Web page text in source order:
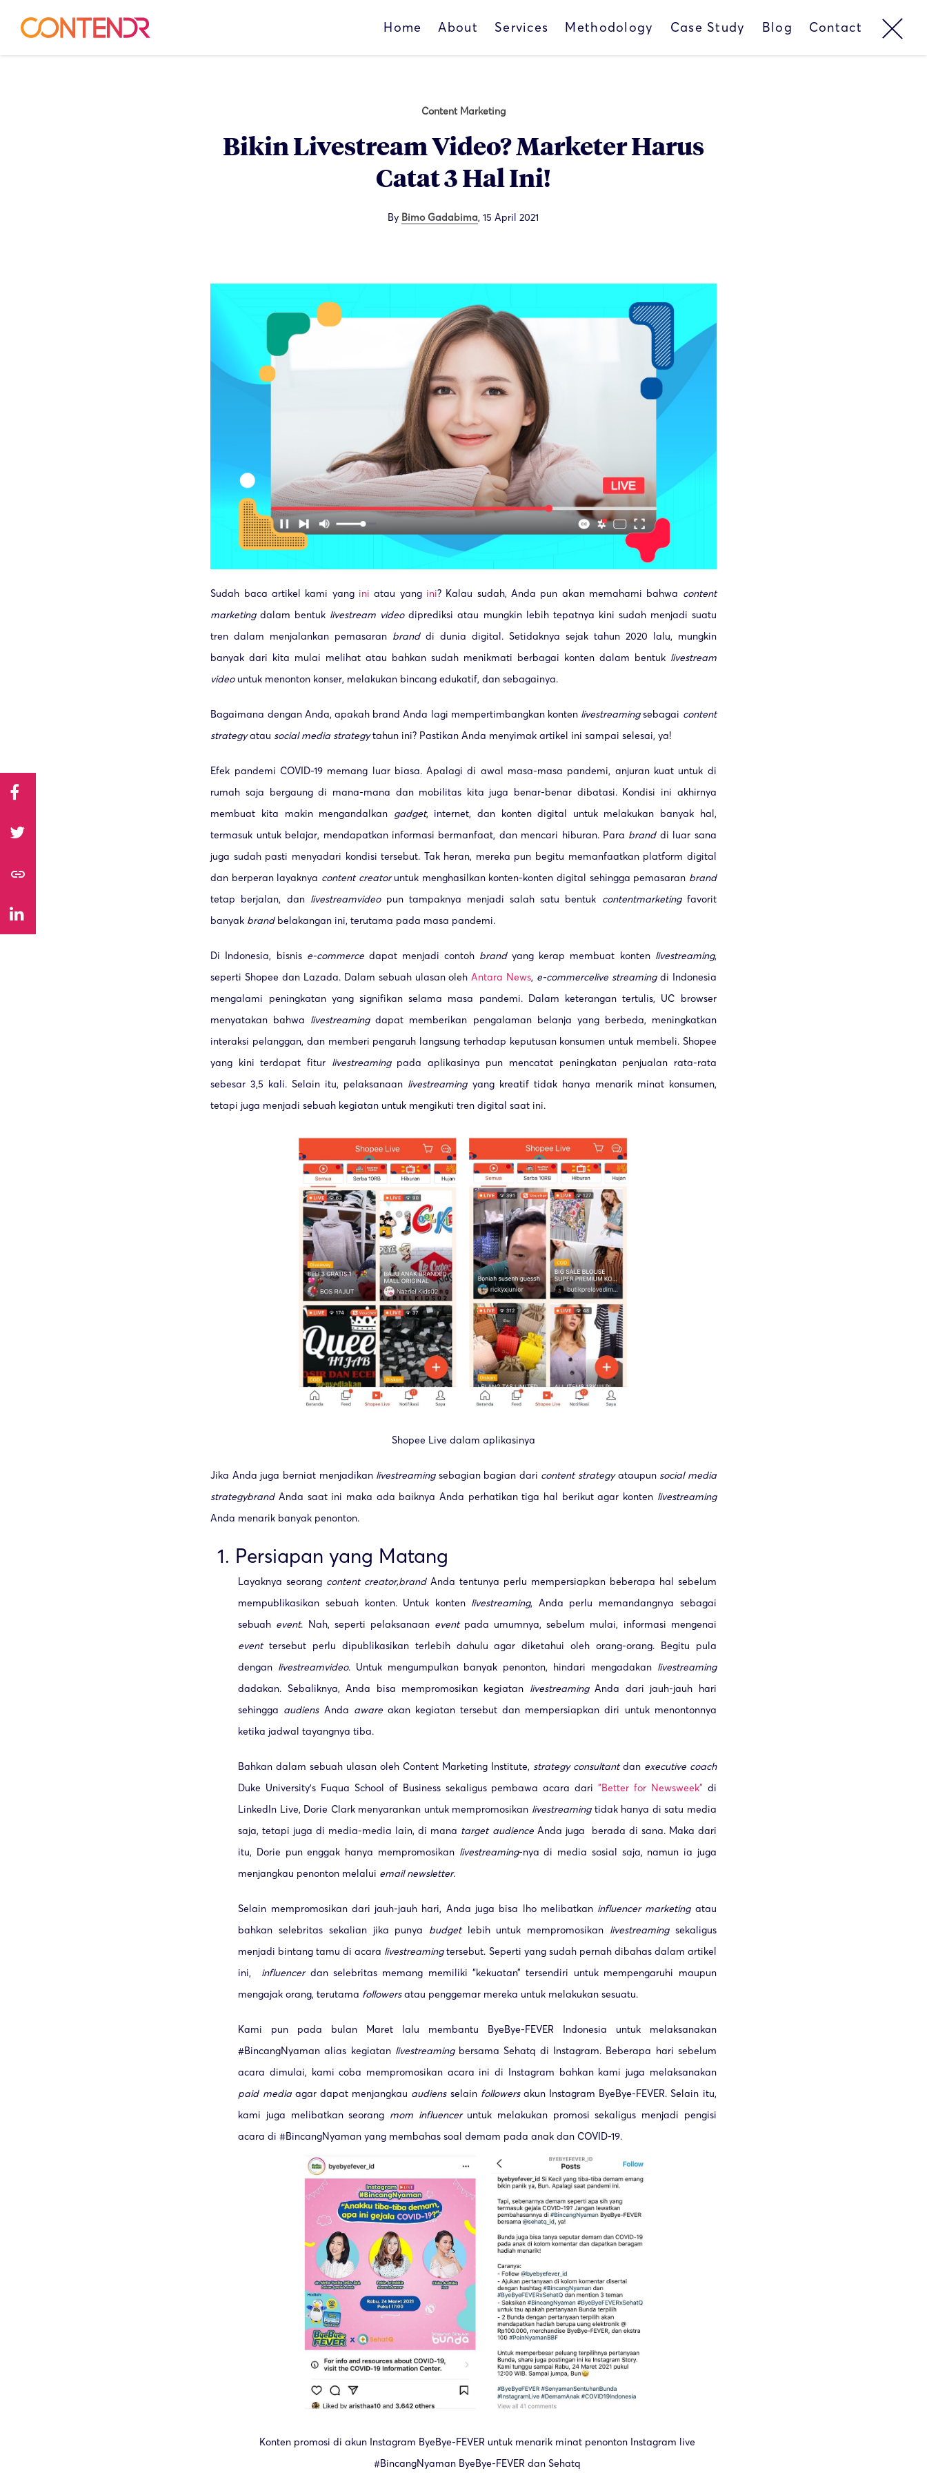
Home About Services Methodology Case Study Blog Contact
Content Marketing
Bikin Livestream Video? Marketer Harus
Catat 3 Hal Ini!
By Bimo Gadabima,15 April 2021
Sudah baca artikel kami yang ini atau yang ini? Kalau sudah, Anda pun akan memahami bahwa content
marketingdalam bentuk livestream videodiprediksi atau mungkin lebih tepatnya kini sudah menjadi suatu
tren dalam menjalankan pemasaran branddi dunia digital. Setidaknya sejak tahun 2020 lalu, mungkin
banyak dari kita mulai melihat atau bahkan sudah menikmati berbagai konten dalam bentuk livestream
videountuk menonton konser, melakukan bincang edukatif, dan sebagainya.
Bagaimana dengan Anda, apakah brand Anda lagi mempertimbangkan konten livestreamingsebagai content
strategyatau social media strategytahun ini? Pastikan Anda menyimak artikel ini sampai selesai, ya!
Efek pandemi COVID-19 memang luar biasa. Apalagi di awal masa-masa pandemi, anjuran kuat untuk di
rumah saja bergaung di mana-mana dan mobilitas kita juga benar-benar dibatasi. Kondisi ini akhirnya
membuat kita makin mengandalkan gadget, internet, dan konten digital untuk melakukan banyak hal,
termasuk untuk belajar, mendapatkan informasi bermanfaat, dan mencari hiburan. Para branddi luar sana
juga sudah pasti menyadari kondisi tersebut. Tak heran, mereka pun begitu memanfaatkan platform digital
dan berperan layaknya content creatoruntuk menghasilkan konten-konten digital sehingga pemasaran brand
tetap berjalan, dan livestreamvideopun tampaknya menjadi salah satu bentuk contentmarketingfavorit
banyak brandbelakangan ini, terutama pada masa pandemi.
Di Indonesia, bisnis e-commercedapat menjadi contoh brandyang kerap membuat konten livestreaming,
seperti Shopee dan Lazada. Dalam sebuah ulasan olehAntara News, e-commercelive streamingdi Indonesia
mengalami peningkatan yang signifikan selama masa pandemi. Dalam keterangan tertulis, UC browser
menyatakan bahwa livestreamingdapat memberikan pengalaman belanja yang berbeda, meningkatkan
interaksi pelanggan, dan memberi pengaruh langsung terhadap keputusan konsumen untuk membeli. Shopee
yang kini terdapat fitur livestreamingpada aplikasinya pun mencatat peningkatan penjualan rata-rata
sebesar 3,5 kali. Selain itu, pelaksanaan livestreamingyang kreatif tidak hanya menarik minat konsumen,
tetapi juga menjadi sebuah kegiatan untuk mengikuti tren digital saat ini.
Shopee Live dalam aplikasinya
Jika Anda juga berniat menjadikan livestreamingsebagian bagian dari content strategyataupun social media
strategybrandAnda saat ini maka ada baiknya Anda perhatikan tiga hal berikut agar konten livestreaming
Anda menarik banyak penonton.
1. Persiapan yang Matang
Layaknya seorang content creator,brandAnda tentunya perlu mempersiapkan beberapa hal sebelum
mempublikasikan sebuah konten. Untuk konten livestreaming, Anda perlu memandangnya sebagai
sebuah event. Nah, seperti pelaksanaan eventpada umumnya, sebelum mulai, informasi mengenai
eventtersebut perlu dipublikasikan terlebih dahulu agar diketahui oleh orang-orang. Begitu pula
dengan livestreamvideo. Untuk mengumpulkan banyak penonton, hindari mengadakan livestreaming
dadakan. Sebaliknya, Anda bisa mempromosikan kegiatan livestreamingAnda dari jauh-jauh hari
sehingga audiensAnda awareakan kegiatan tersebut dan mempersiapkan diri untuk menontonnya
ketika jadwal tayangnya tiba.
Bahkan dalam sebuah ulasan oleh Content Marketing Institute, strategy consultantdan executive coach
Duke University’s Fuqua School of Business sekaligus pembawa acara dari“Better for Newsweek”di
LinkedIn Live, Dorie Clark menyarankan untuk mempromosikan livestreamingtidak hanya di satu media
saja, tetapi juga di media-media lain, di mana target audienceAnda juga berada di sana. Maka dari
itu, Dorie pun enggak hanya mempromosikan livestreaming-nya di media sosial saja, namun ia juga
menjangkau penonton melalui email newsletter.
Selain mempromosikan dari jauh-jauh hari, Anda juga bisa lho melibatkan influencer marketingatau
bahkan selebritas sekalian jika punya budgetlebih untuk mempromosikan livestreamingsekaligus
menjadi bintang tamu di acara livestreamingtersebut. Seperti yang sudah pernah dibahas dalam artikel
ini, influencerdan selebritas memang memiliki “kekuatan” tersendiri untuk mempengaruhi maupun
mengajak orang, terutama followersatau penggemar mereka untuk melakukan sesuatu.
Kami pun pada bulan Maret lalu membantu ByeBye-FEVER Indonesia untuk melaksanakan
#BincangNyaman alias kegiatan livestreamingbersama Sehatq di Instagram. Beberapa hari sebelum
acara dimulai, kami coba mempromosikan acara ini di Instagram bahkan kami juga melaksanakan
paid mediaagar dapat menjangkau audiensselain followersakun Instagram ByeBye-FEVER. Selain itu,
kami juga melibatkan seorang mom influenceruntuk melakukan promosi sekaligus menjadi pengisi
acara di #BincangNyaman yang membahas soal demam pada anak dan COVID-19.
Konten promosi di akun Instagram ByeBye-FEVER untuk menarik minat penonton Instagram live
#BincangNyaman ByeBye-FEVER dan Sehatq
link